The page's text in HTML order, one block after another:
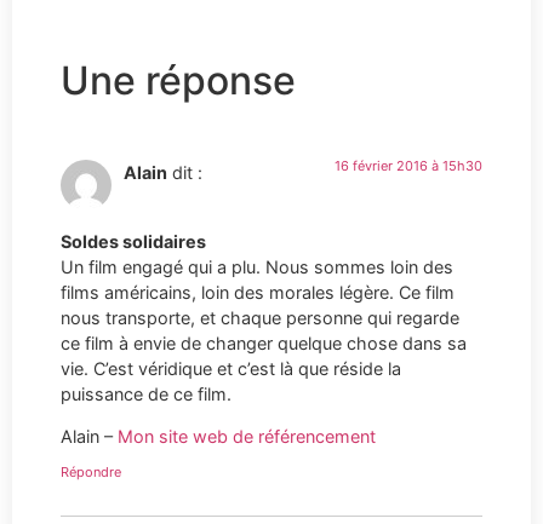
Une réponse
Alain dit : 16 février 2016 à 15h30
Soldes solidaires
Un film engagé qui a plu. Nous sommes loin des
films américains, loin des morales légère. Ce film
nous transporte, et chaque personne qui regarde
ce film à envie de changer quelque chose dans sa
vie. C’est véridique et c’est là que réside la
puissance de ce film.
Alain – Mon site web de référencement
Répondre